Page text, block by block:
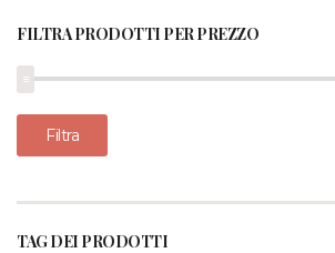
FILTRA PRODOTTI PER PREZZO
Prezzo
Prezzo
Filtra
TAG DEI PRODOTTI